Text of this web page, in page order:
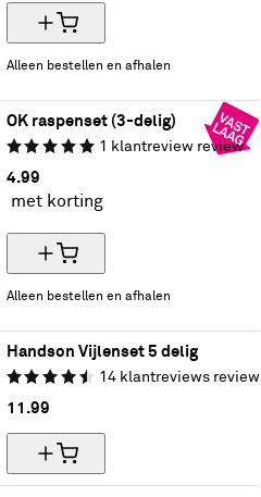
Alleen bestellen en afhalen
OK raspenset (3-delig)
1 klantreview review
4.99
met korting
Alleen bestellen en afhalen
Handson Vijlenset 5 delig
14 klantreviews
11.99